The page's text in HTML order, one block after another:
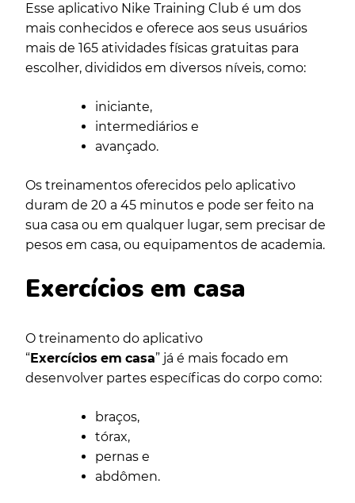
Esse aplicativo Nike Training Club é um dos
mais conhecidos e oferece aos seus usuários
mais de 165 atividades físicas gratuitas para
escolher, divididos em diversos níveis, como:
iniciante,
intermediários e
avançado.
Os treinamentos oferecidos pelo aplicativo
duram de 20 a 45 minutos e pode ser feito na
sua casa ou em qualquer lugar, sem precisar de
pesos em casa, ou equipamentos de academia.
Exercícios em casa
O treinamento do aplicativo
“Exercícios em casa” já é mais focado em
desenvolver partes específicas do corpo como:
braços,
tórax,
pernas e
abdômen.